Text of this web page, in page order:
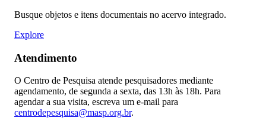
Busque objetos e itens documentais no acervo integrado.
Explore
Atendimento
O Centro de Pesquisa atende pesquisadores mediante
agendamento, de segunda a sexta, das 13h às 18h. Para
agendar a sua visita, escreva um e-mail para
centrodepesquisa@masp.org.br.